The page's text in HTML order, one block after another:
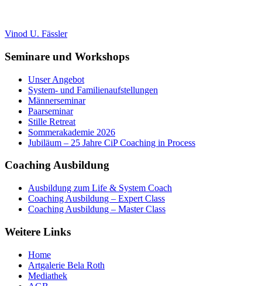
Vinod U. Fässler
Seminare und Workshops
Unser Angebot
System- und Familienaufstellungen
Männerseminar
Paarseminar
Stille Retreat
Sommerakademie 2026
Jubiläum – 25 Jahre CiP Coaching in Process
Coaching Ausbildung
Ausbildung zum Life & System Coach
Coaching Ausbildung – Expert Class
Coaching Ausbildung – Master Class
Weitere Links
Home
Artgalerie Bela Roth
Mediathek